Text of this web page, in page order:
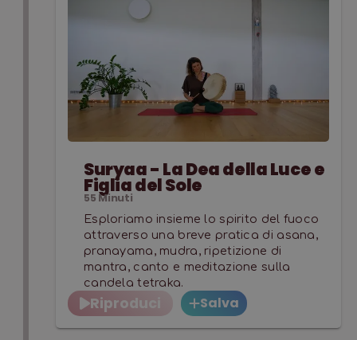
Suryaa - La Dea della Luce e
Figlia del Sole
55 Minuti
Esploriamo insieme lo spirito del fuoco
attraverso una breve pratica di asana,
pranayama, mudra, ripetizione di
mantra, canto e meditazione sulla
candela tetraka.
Riproduci Salva